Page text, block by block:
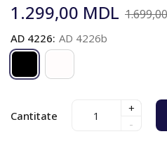
1.299,00 MDL
AD 4226: AD 4226b
Cantitate
+
-